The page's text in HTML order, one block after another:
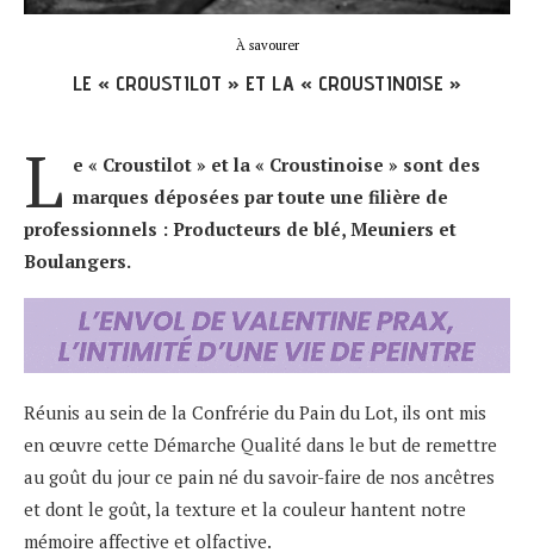
À savourer
LE « CROUSTILOT » ET LA « CROUSTINOISE »
L e « Croustilot » et la « Croustinoise » sont des
marques déposées par toute une filière de
professionnels : Producteurs de blé, Meuniers et
Boulangers.
Réunis au sein de la Confrérie du Pain du Lot, ils ont mis
en œuvre cette Démarche Qualité dans le but de remettre
au goût du jour ce pain né du savoir-faire de nos ancêtres
et dont le goût, la texture et la couleur hantent notre
mémoire affective et olfactive.